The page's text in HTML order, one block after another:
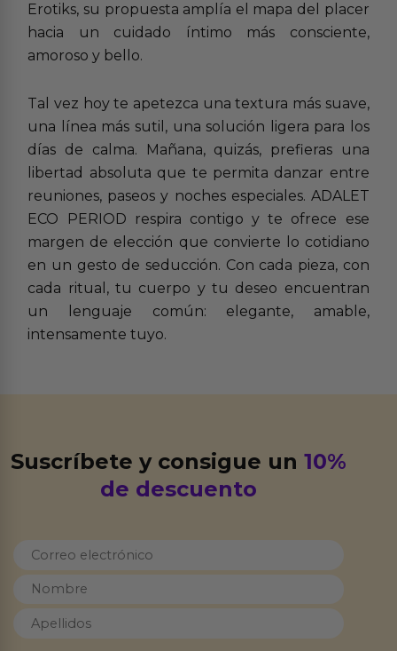
Erotiks, su propuesta amplía el mapa del placer
hacia un cuidado íntimo más consciente,
amoroso y bello.
Tal vez hoy te apetezca una textura más suave,
una línea más sutil, una solución ligera para los
días de calma. Mañana, quizás, prefieras una
libertad absoluta que te permita danzar entre
reuniones, paseos y noches especiales. ADALET
ECO PERIOD respira contigo y te ofrece ese
margen de elección que convierte lo cotidiano
en un gesto de seducción. Con cada pieza, con
cada ritual, tu cuerpo y tu deseo encuentran
un lenguaje común: elegante, amable,
intensamente tuyo.
Suscríbete y consigue un10%
de descuento